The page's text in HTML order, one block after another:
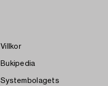
Villkor
Bukipedia
Systembolagets